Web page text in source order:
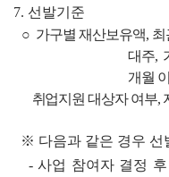
7. 선발기준
○ 가구별 재산보유액, 최
대주,
개월
취업지원 대상자 여부,
※ 다음과 같은 경우
- 사업 참여자 결정